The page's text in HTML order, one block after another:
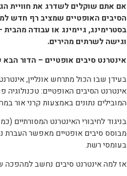
אם אתם שוקלים לשדרג את חוויית
הסיבים האופטיים שמציב רף חדש
בסטרימינג, גיימינג או עבודה
וגישה לשרתים מהירים.
אינטרנט סיבים אופטיים – הדור
בעידן שבו הכול מתרחש אונליין,
אינטרנט הסיבים האופטיים:
המובילים נתונים באמצעות קרני אור
מבוסס סיבים אופטיים מאפשר העברת
בעומסי רשת.
אז למה אינטרנט סיבים נחשב